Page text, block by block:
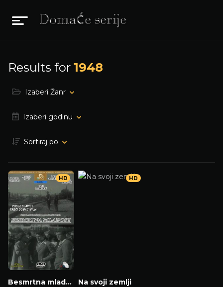
Results for 1948
Izaberi Žanr
Izaberi godinu
Sortiraj po
Besmrtna mladost
HD
Na svoji zemlji
HD